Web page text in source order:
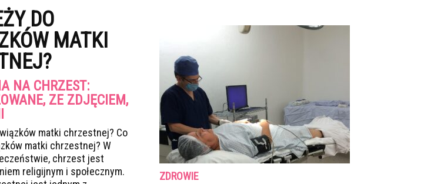
DO
MATKI
NA CHRZEST:
ZE ZDJĘCIEM,
matki chrzestnej? Co
matki chrzestnej? W
chrzest jest
religijnym i społecznym.
ZDROWIE